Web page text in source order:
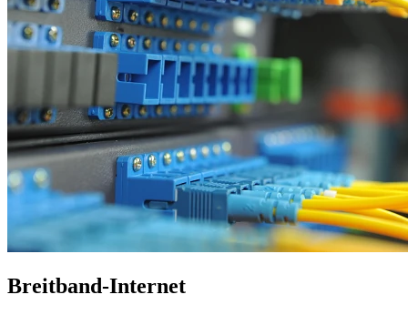
Breitband-Internet